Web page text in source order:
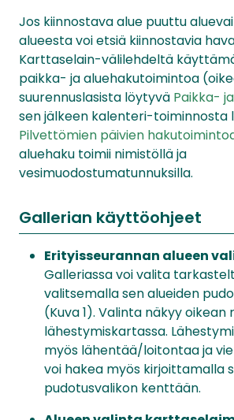
Jos kiinnostava alue puuttu
alueesta voi etsiä kiinnostavia
Karttaselain-välilehdeltä
paikka- ja aluehakutoimintoa
suurennuslasista löytyvä Paikka-
sen jälkeen kalenteri-toiminnosta
Pilvettömien päivien
aluehaku toimii nimistöllä ja
vesimuodostumatunnuksilla.
Gallerian käyttöohjeet
Erityisseurannan alueen
Galleriassa voi valita
valitsemalla sen alueiden
(Kuva 1). Valinta näkyy oikean
lähestymiskartassa.
myös lähentää/loitontaa ja
voi hakea myös kirjoittamalla
pudotusvalikon kenttään.